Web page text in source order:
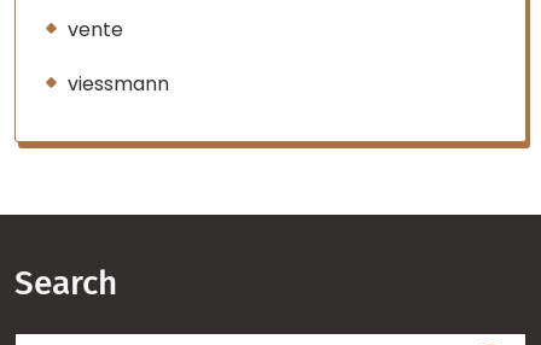
vente
viessmann
Search